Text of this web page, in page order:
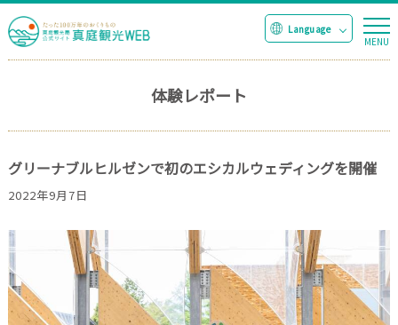
体験レポート
グリーナブルヒルゼンで初のエシカルウェディングを開催
2022年9月7日